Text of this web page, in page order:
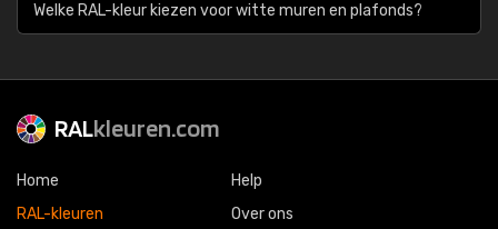
Welke RAL-kleur kiezen voor witte muren en plafonds?
RALkleuren.com
Home
RAL-kleuren
Help
Over ons